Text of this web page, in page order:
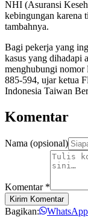
NHI (Asuransi
kebingungan karena
tambahnya.
Bagi pekerja yang
kasus yang dihadapi
menghubungi
885-594, ujar ketua
Indonesia Taiwan
Komentar
Nama (opsional)
Komentar *
Kirim Komentar
Bagikan: WhatsApp